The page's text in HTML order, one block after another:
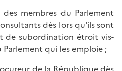
membres du Parlement
dès lors qu'ils sont
de subordination étroit vis-
qui les emploie ;